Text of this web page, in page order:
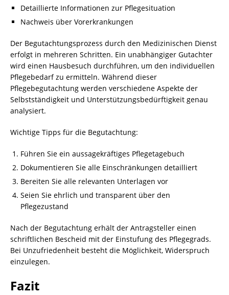
Detaillierte Informationen zur Pflegesituation
Nachweis über Vorerkrankungen
Der Begutachtungsprozess durch den Medizinischen Dienst
erfolgt in mehreren Schritten. Ein unabhängiger Gutachter
wird einen Hausbesuch durchführen, um den individuellen
Pflegebedarf zu ermitteln. Während dieser
Pflegebegutachtung werden verschiedene Aspekte der
Selbstständigkeit und Unterstützungsbedürftigkeit genau
analysiert.
Wichtige Tipps für die Begutachtung:
Führen Sie ein aussagekräftiges Pflegetagebuch
Dokumentieren Sie alle Einschränkungen detailliert
Bereiten Sie alle relevanten Unterlagen vor
Seien Sie ehrlich und transparent über den
Pflegezustand
Nach der Begutachtung erhält der Antragsteller einen
schriftlichen Bescheid mit der Einstufung des Pflegegrads.
Bei Unzufriedenheit besteht die Möglichkeit, Widerspruch
einzulegen.
Fazit